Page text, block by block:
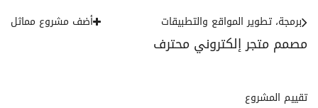
مصمم متجر إلكتروني محترف
برمجة، تطوير المواقع والتطبيقات أضف مشروع مماثل
تقييم المشروع